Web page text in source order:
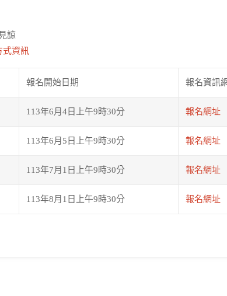
諒
式資訊
報名開始日期 報名資訊
113年6月4日上午9時30分 報名網址
113年6月5日上午9時30分 報名網址
113年7月1日上午9時30分 報名網址
113年8月1日上午9時30分 報名網址